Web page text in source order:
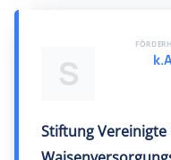
S
Stiftung